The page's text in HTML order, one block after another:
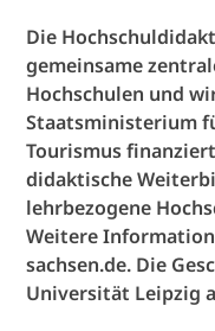
Die
gemeinsame
Hochschulen und
Staatsministerium
Tourismus
didaktische
lehrbezogene
Weitere
sachsen.de. Die
Universität Leipzig